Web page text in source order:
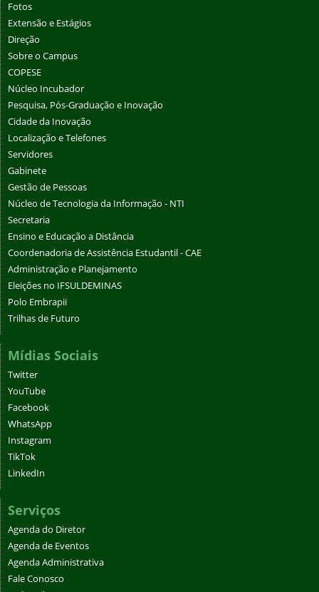
Fotos
Extensão e Estágios
Direção
Sobre o Campus
COPESE
Núcleo Incubador
Pesquisa, Pós-Graduação e Inovação
Cidade da Inovação
Localização e Telefones
Servidores
Gabinete
Gestão de Pessoas
Núcleo de Tecnologia da Informação - NTI
Secretaria
Ensino e Educação a Distância
Coordenadoria de Assistência Estudantil - CAE
Administração e Planejamento
Eleições no IFSULDEMINAS
Polo Embrapii
Trilhas de Futuro
Mídias Sociais
Twitter
YouTube
Facebook
WhatsApp
Instagram
TikTok
LinkedIn
Serviços
Agenda do Diretor
Agenda de Eventos
Agenda Administrativa
Fale Conosco